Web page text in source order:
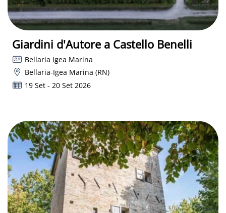
Giardini d'Autore a Castello Benelli
Bellaria Igea Marina
Bellaria-Igea Marina (RN)
19 Set - 20 Set 2026